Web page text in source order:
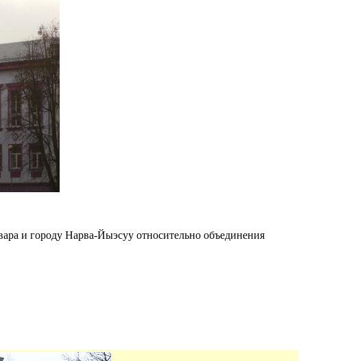
и городу Нарва-Йыэсуу относительно объединения